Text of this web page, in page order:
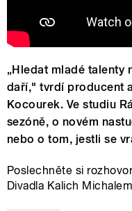
„Hledat mladé talenty
daří," tvrdí producent
Kocourek. Ve studiu
sezóně, o novém
nebo o tom, jestli se
Poslechněte si
Divadla Kalich